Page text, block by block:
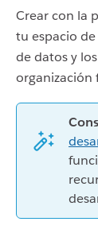
Crear con la
tu espacio
de datos y
organización